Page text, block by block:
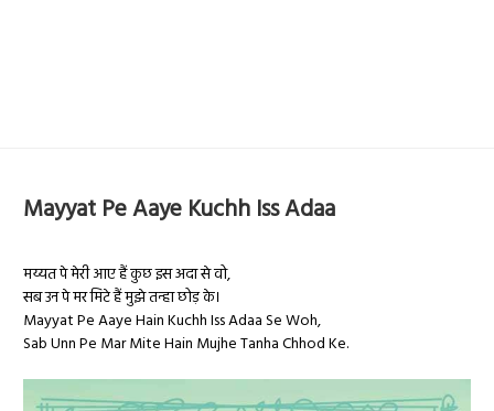
Mayyat Pe Aaye Kuchh Iss Adaa
मय्यत पे मेरी आए हैं कुछ इस अदा से वो,
सब उन पे मर मिटे हैं मुझे तन्हा छोड़ के।
Mayyat Pe Aaye Hain Kuchh Iss Adaa Se Woh,
Sab Unn Pe Mar Mite Hain Mujhe Tanha Chhod Ke.